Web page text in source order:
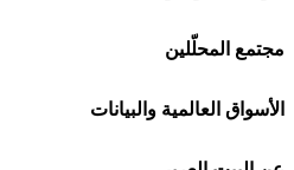
منصة بينانس
شركات تداول في الكويت
شركات تداول في قطر
🇸🇦 السوق السعودية
🇦🇪 أسواق الإمارات
🇪🇬 البورصة المصرية
🕌 حاسبة الزكاة
💱 محول العملات
🧮 حاسبة حجم اللوت
مجتمع المحلّلين
🧱 حائط المجتمع
🏆 لوحة المحلّلين
الأسواق العالمية والبيانات